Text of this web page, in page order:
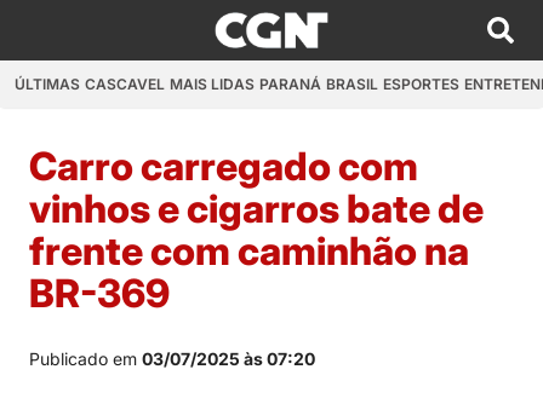
ÚLTIMAS CASCAVEL MAIS LIDAS PARANÁ BRASIL ESPORTES
Carro carregado com
vinhos e cigarros bate de
frente com caminhão na
BR-369
Publicado em 03/07/2025 às 07:20